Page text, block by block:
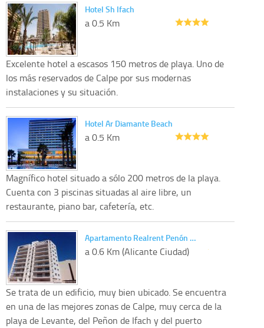
Hotel Sh Ifach
a 0.5 Km
Excelente hotel a escasos 150 metros de playa. Uno de
los más reservados de Calpe por sus modernas
instalaciones y su situación.
Hotel Ar Diamante Beach
a 0.5 Km
Magnífico hotel situado a sólo 200 metros de la playa.
Cuenta con 3 piscinas situadas al aire libre, un
restaurante, piano bar, cafetería, etc.
Apartamento Realrent Penón …
a 0.6 Km (Alicante Ciudad)
Se trata de un edificio, muy bien ubicado. Se encuentra
en una de las mejores zonas de Calpe, muy cerca de la
playa de Levante, del Peñon de Ifach y del puerto